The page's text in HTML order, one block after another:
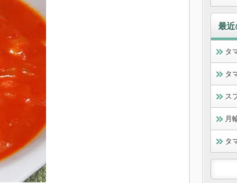
最近
タ
タ
ス
月
タ